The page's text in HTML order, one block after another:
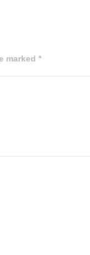
marked *